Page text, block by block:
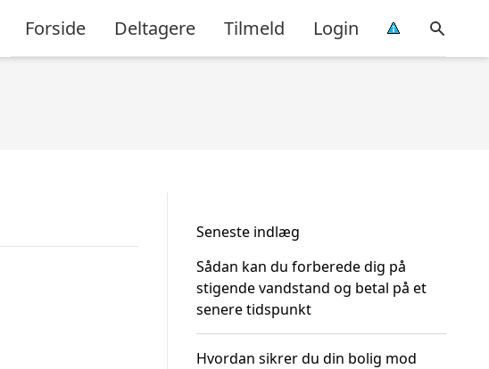
Forside Deltagere Tilmeld Login
Seneste indlæg
Sådan kan du forberede dig på
stigende vandstand og betal på et
senere tidspunkt
Hvordan sikrer du din bolig mod